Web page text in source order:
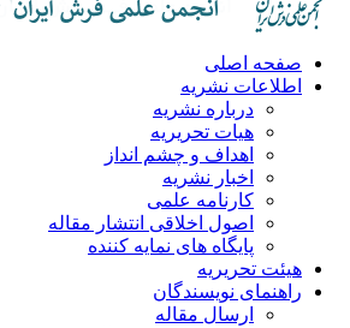
صفحه اصلی
اطلاعات نشریه
درباره نشریه
هیات تحریریه
اهداف و چشم انداز
اخبار نشریه
کارنامه علمی
اصول اخلاقی انتشار مقاله
پایگاه های نمایه کننده
هیئت تحریریه
راهنمای نویسندگان
ارسال مقاله